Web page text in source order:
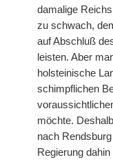
damalige
zu schwach,
auf Abschluß
leisten. Aber
holsteinische
schimpflichen
möchte.
nach
Regierung